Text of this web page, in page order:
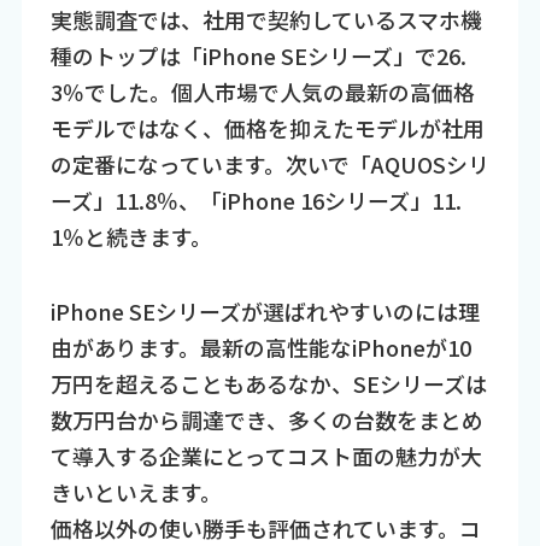
実態調査では、社用で契約しているスマホ機
種のトップは「iPhone SEシリーズ」で26.
3％でした。個人市場で人気の最新の高価格
モデルではなく、価格を抑えたモデルが社用
の定番になっています。次いで「AQUOSシリ
ーズ」11.8％、「iPhone 16シリーズ」11.
1％と続きます。
iPhone SEシリーズが選ばれやすいのには理
由があります。最新の高性能なiPhoneが10
万円を超えることもあるなか、SEシリーズは
数万円台から調達でき、多くの台数をまとめ
て導入する企業にとってコスト面の魅力が大
きいといえます。
価格以外の使い勝手も評価されています。コ